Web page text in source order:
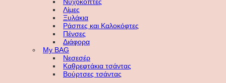
Λίμες
Ξυλάκια
Ράσπες και Καλοκόφτες
Πένσες
Διάφορα
My BAG
Νεσεσέρ
Καθρεφτάκια τσάντας
Βούρτσες τσάντας